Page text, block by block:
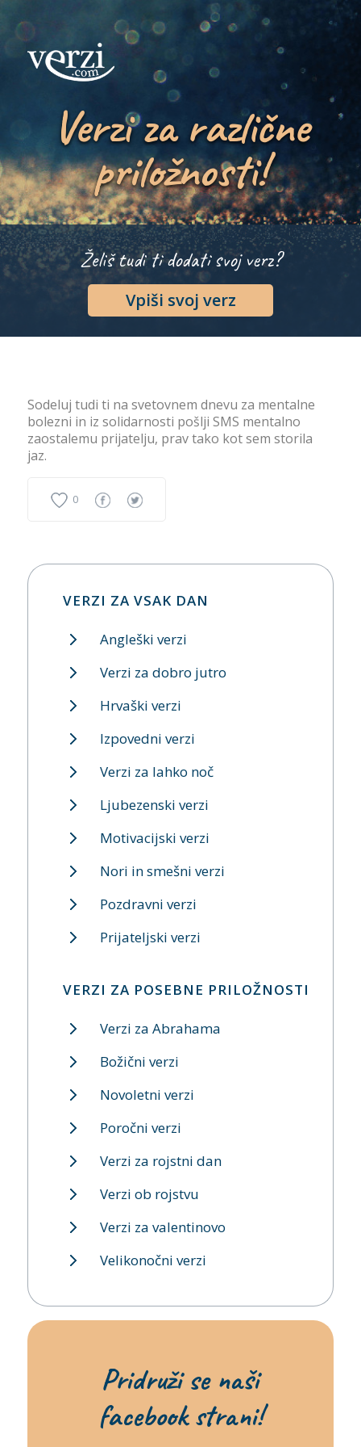
Verzi za različne
priložnosti!
Želiš tudi ti dodati svoj verz?
Vpiši svoj verz
Sodeluj tudi ti na svetovnem dnevu za mentalne
bolezni in iz solidarnosti pošlji SMS mentalno
zaostalemu prijatelju, prav tako kot sem storila
jaz.
0
VERZI ZA VSAK DAN
Angleški verzi
Verzi za dobro jutro
Hrvaški verzi
Izpovedni verzi
Verzi za lahko noč
Ljubezenski verzi
Motivacijski verzi
Nori in smešni verzi
Pozdravni verzi
Prijateljski verzi
VERZI ZA POSEBNE PRILOŽNOSTI
Verzi za Abrahama
Božični verzi
Novoletni verzi
Poročni verzi
Verzi za rojstni dan
Verzi ob rojstvu
Verzi za valentinovo
Velikonočni verzi
Pridruži se naši
facebook strani!